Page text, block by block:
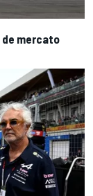
de mercato